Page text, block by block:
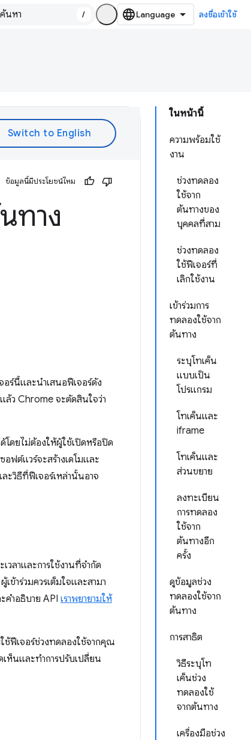
/ ลงชื่อเข้าใช้
ในหน้านี้
ความพร้อมใช้
งาน
ช่วงทดลอง
ใช้จาก
ต้นทางของ
บุคคลที่สาม
ช่วงทดลอง
ใช้ฟีเจอร์ที่
เลิกใช้งาน
เข้าร่วมการ
ทดลองใช้จาก
ต้นทาง
ระบุโทเค็น
แบบเป็น
โปรแกรม
โทเค็นและ
iframe
โทเค็นและ
ส่วนขยาย
ลงทะเบียน
การทดลอง
ใช้จาก
ต้นทางอีก
ครั้ง
ดูข้อมูลช่วง
ทดลองใช้จาก
ต้นทาง
การสาธิต
วิธีระบุโท
เค็นช่วง
ทดลองใช้
จากต้นทาง
เครื่องมือช่วง
ข้อมูลนี้มีประโยชน์ไหม
ทาง
ร์นี้และนำเสนอฟีเจอร์ดัง
ล้ว Chrome จะตัดสินใจว่า
โดยไม่ต้องให้ผู้ใช้เปิดหรือปิด
ฟต์แวร์จะสร้างเดโมและ
ะวิธีที่ฟีเจอร์เหล่านั้นอาจ
ลาและการใช้งานที่จำกัด
ข้าร่วมควรเต็มใจและสามา
คำอธิบาย API เราพยายามให้
ช้ฟีเจอร์ช่วงทดลองใช้จากคุณ
เห็นและทำการปรับเปลี่ยน